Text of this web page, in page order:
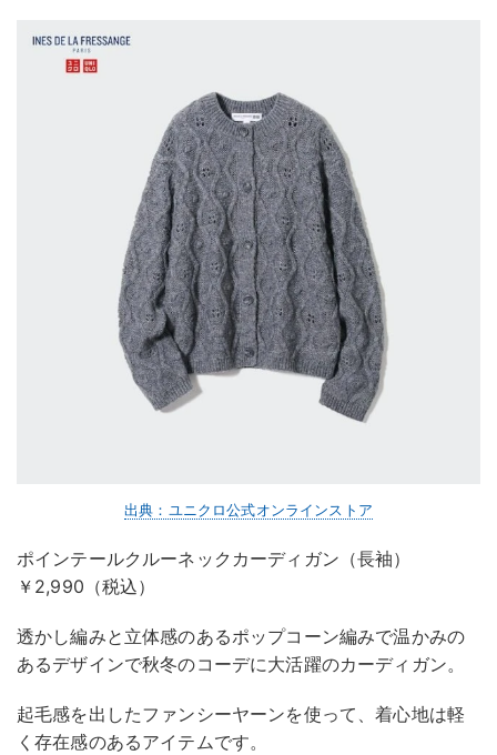
出典：ユニクロ公式オンラインストア
ポインテールクルーネックカーディガン（長袖）
￥2,990（税込）
透かし編みと立体感のあるポップコーン編みで温かみの
あるデザインで秋冬のコーデに大活躍のカーディガン。
起毛感を出したファンシーヤーンを使って、着心地は軽
く存在感のあるアイテムです。